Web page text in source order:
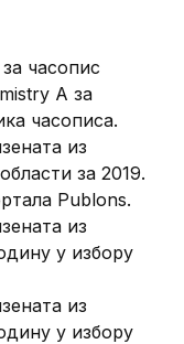
часопис
A за
часописа.
из
за 2019.
Publons.
из
у избору
из
у избору